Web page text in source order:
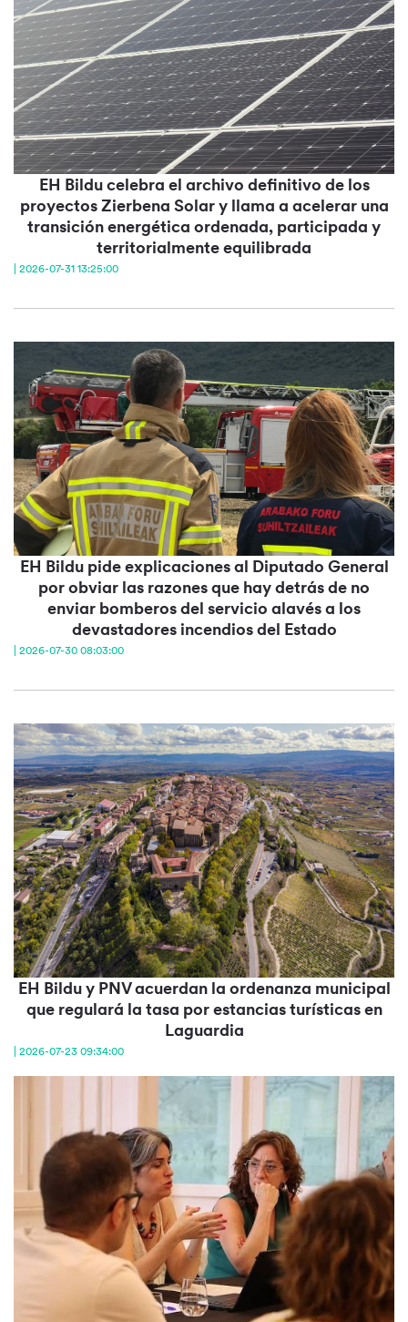
EH Bildu celebra el archivo definitivo de los
proyectos Zierbena Solar y llama a acelerar una
transición energética ordenada, participada y
territorialmente equilibrada
| 2026-07-31 13:25:00
EH Bildu pide explicaciones al Diputado General
por obviar las razones que hay detrás de no
enviar bomberos del servicio alavés a los
devastadores incendios del Estado
| 2026-07-30 08:03:00
EH Bildu y PNV acuerdan la ordenanza municipal
que regulará la tasa por estancias turísticas en
Laguardia
| 2026-07-23 09:34:00